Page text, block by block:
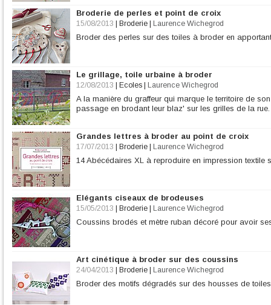
Broderie de perles et point de croix
15/08/2013 Broderie Laurence Wichegrod
Broder des perles sur des toiles à broder en
Le grillage, toile urbaine à broder
12/08/2013 Ecoles Laurence Wichegrod
A la manière du graffeur qui marque le territoire de
passage en brodant leur blaz' sur les grilles de la rue.
Grandes lettres à broder au point de croix
17/07/2013 Broderie Laurence Wichegrod
14 Abécédaires XL à reproduire en impression textile
Elégants ciseaux de brodeuses
15/05/2013 Broderie Laurence Wichegrod
Coussins brodés et mètre ruban décoré pour avoir
Art cinétique à broder sur des coussins
24/04/2013 Broderie Laurence Wichegrod
Broder des motifs dégradés sur des housses de